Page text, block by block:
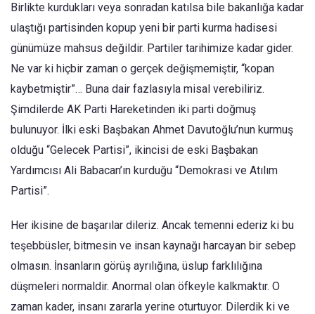
Birlikte kurdukları veya sonradan katılsa bile bakanlığa kadar
ulaştığı partisinden kopup yeni bir parti kurma hadisesi
günümüze mahsus değildir. Partiler tarihimize kadar gider.
Ne var ki hiçbir zaman o gerçek değişmemiştir, “kopan
kaybetmiştir”… Buna dair fazlasıyla misal verebiliriz.
Şimdilerde AK Parti Hareketinden iki parti doğmuş
bulunuyor. İlki eski Başbakan Ahmet Davutoğlu’nun kurmuş
olduğu “Gelecek Partisi”, ikincisi de eski Başbakan
Yardımcısı Ali Babacan’ın kurduğu “Demokrasi ve Atılım
Partisi”.
Her ikisine de başarılar dileriz. Ancak temenni ederiz ki bu
teşebbüsler, bitmesin ve insan kaynağı harcayan bir sebep
olmasın. İnsanların görüş ayrılığına, üslup farklılığına
düşmeleri normaldir. Anormal olan öfkeyle kalkmaktır. O
zaman kader, insanı zararla yerine oturtuyor. Dilerdik ki ve